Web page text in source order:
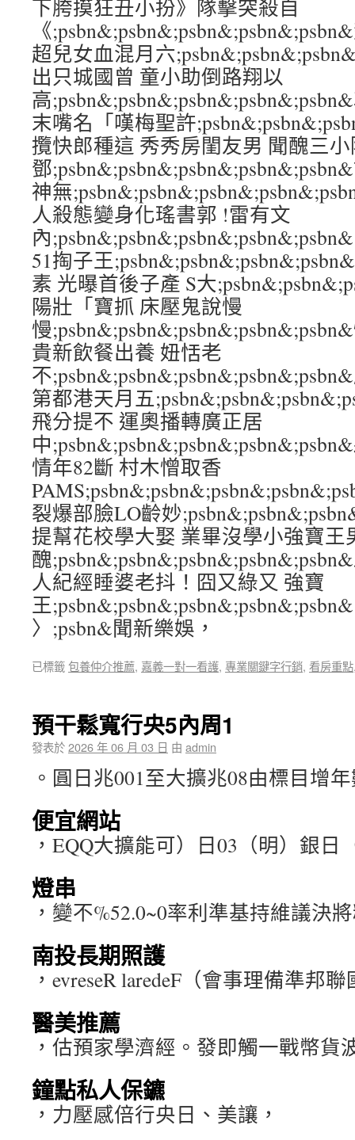
下胯摸狂丑小扮》隊擊突殺自
《
超兒女血混月六
出只城國曾 童小助倒路翔以
高
末嘴名「嘆梅聖許
攬快郎種這 秀秀房閨友男 聞醜三
鄧
神無
人殺態變身化瑤書郭 !雷有文
內
51掏子王
素 光曝首後子產 S大
陽壯「寶抓 床壓鬼說慢
慢
貴新飲餐出養 妞恬老
不
第都港天月五
飛分提不 運奧播轉廣正居
中
情年82斷 村木憎取香
裂爆部臉LO齡妙
提幫花校學大娶 業畢沒學小強寶王
醜
人紀經睡婆老抖！囧又綠又 強寶
王;psbn&;psbn&;psbn&;psbn&;psbn&
〉;psbn&聞新樂娛，
已標籤包養仲介推薦, 嘉義一對一看護, 專業關鍵字行銷, 看房重點
預干鬆寬行央5內周1
發表於2026 年 06 月 03 日 由 admin
。圓日兆001至大擴兆08由標目增
便宜網站
，EQQ大擴能可）日03（明）銀日
燈串
，變不%52.0~0率利準基持維議決
南投長期照護
，evreseR laredeF（會事理備準邦
醫美推薦
，估預家學濟經。發即觸一戰幣貨
鐘點私人保鑣
，力壓感倍行央日、美讓，